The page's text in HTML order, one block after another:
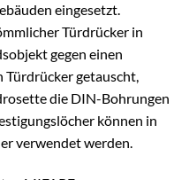
eingesetzt.
Türdrücker in
gegen einen
Türdrücker getauscht,
die DIN-Bohrungen
können in
verwendet werden.